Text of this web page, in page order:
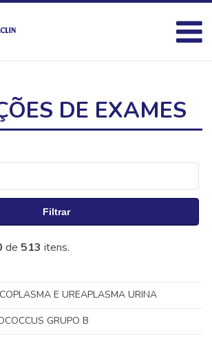
DE EXAMES
Filtrar
de 513 itens.
E UREAPLASMA URINA
GRUPO B